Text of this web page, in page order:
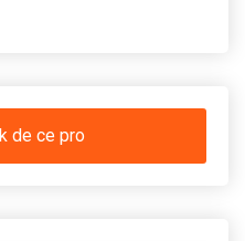
de ce pro